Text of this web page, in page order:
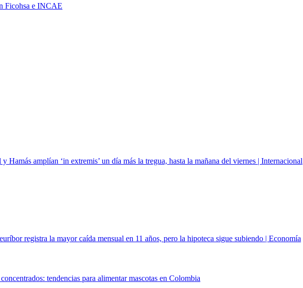
Ficohsa e INCAE
y Hamás amplían ‘in extremis’ un día más la tregua, hasta la mañana del viernes | Internacional
registra la mayor caída mensual en 11 años, pero la hipoteca sigue subiendo | Economía